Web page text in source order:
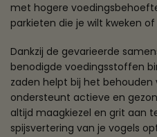
met hogere
parkieten die je wilt kweken
Dankzij de gevarieerde
benodigde voedingsstoffen
zaden helpt bij het
ondersteunt actieve en
altijd maagkiezel en grit aan
spijsvertering van je vogels